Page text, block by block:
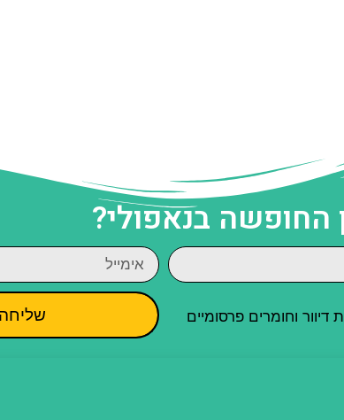
החופשה בנאפולי?
וחומרים פרסומיים שליחה